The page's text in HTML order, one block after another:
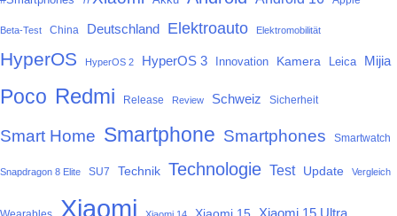
Beta-Test China Deutschland Elektroauto Elektromobilität
HyperOS HyperOS 2 HyperOS 3 Innovation Kamera Leica Mijia
Poco Redmi Release Review Schweiz Sicherheit
Smart Home Smartphone Smartphones Smartwatch
Snapdragon 8 Elite SU7 Technik Technologie Test Update Vergleich
Wearables Xiaomi